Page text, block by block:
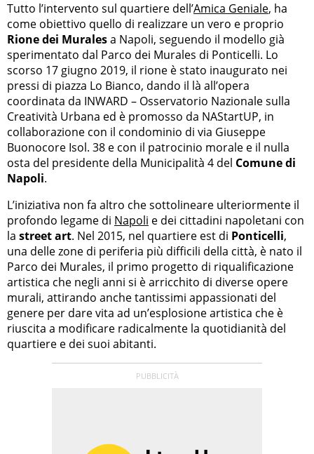
Tutto l’intervento sul quartiere dell’Amica Geniale, ha
come obiettivo quello di realizzare un vero e proprio
Rione dei Muralesa Napoli, seguendo il modello già
sperimentato dal Parco dei Murales di Ponticelli. Lo
scorso 17 giugno 2019, il rione è stato inaugurato nei
pressi di piazza Lo Bianco, dando il là all’opera
coordinata da INWARD – Osservatorio Nazionale sulla
Creatività Urbana ed è promosso da NAStartUP, in
collaborazione con il condominio di via Giuseppe
Buonocore Isol. 38 e con il patrocinio morale e il nulla
osta del presidente della Municipalità 4 del Comune di
Napoli.
L’iniziativa non fa altro che sottolineare ulteriormente il
profondo legame di Napoli e dei cittadini napoletani con
la street art. Nel 2015, nel quartiere est di Ponticelli,
una delle zone di periferia più difficili della città, è nato il
Parco dei Murales, il primo progetto di riqualificazione
artistica che negli anni si è arricchito di diverse opere
murali, attirando anche tantissimi appassionati del
genere per dare vita ad un’esplosione artistica che è
riuscita a modificare radicalmente la quotidianità del
quartiere e dei suoi abitanti.